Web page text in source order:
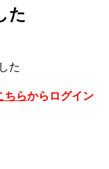
た
た
ちらからログイン